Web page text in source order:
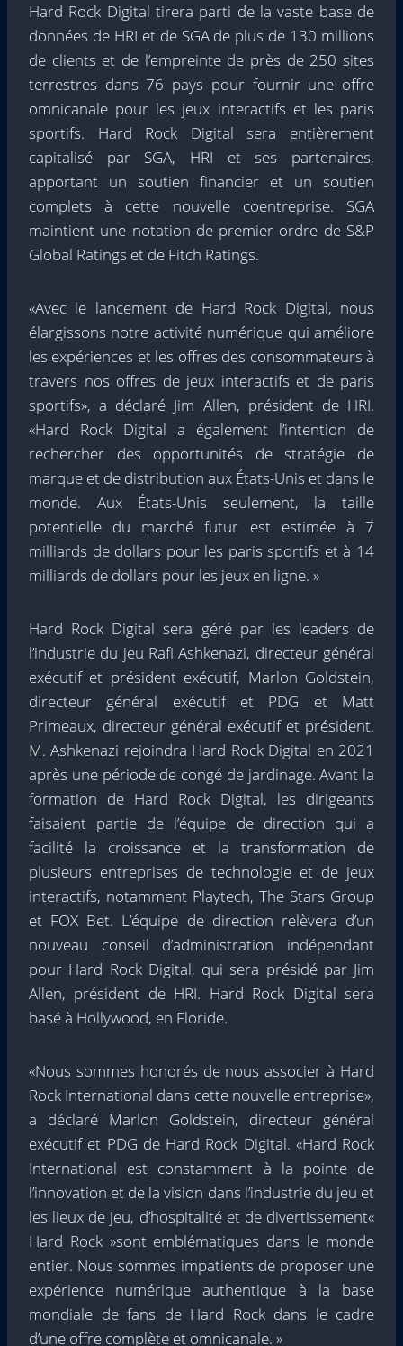
Hard Rock Digital tirera parti de la vaste base de
données de HRI et de SGA de plus de 130 millions
de clients et de l’empreinte de près de 250 sites
terrestres dans 76 pays pour fournir une offre
omnicanale pour les jeux interactifs et les paris
sportifs. Hard Rock Digital sera entièrement
capitalisé par SGA, HRI et ses partenaires,
apportant un soutien financier et un soutien
complets à cette nouvelle coentreprise. SGA
maintient une notation de premier ordre de S&P
Global Ratings et de Fitch Ratings.
«Avec le lancement de Hard Rock Digital, nous
élargissons notre activité numérique qui améliore
les expériences et les offres des consommateurs à
travers nos offres de jeux interactifs et de paris
sportifs», a déclaré Jim Allen, président de HRI.
«Hard Rock Digital a également l’intention de
rechercher des opportunités de stratégie de
marque et de distribution aux États-Unis et dans le
monde. Aux États-Unis seulement, la taille
potentielle du marché futur est estimée à 7
milliards de dollars pour les paris sportifs et à 14
milliards de dollars pour les jeux en ligne. »
Hard Rock Digital sera géré par les leaders de
l’industrie du jeu Rafi Ashkenazi, directeur général
exécutif et président exécutif, Marlon Goldstein,
directeur général exécutif et PDG et Matt
Primeaux, directeur général exécutif et président.
M. Ashkenazi rejoindra Hard Rock Digital en 2021
après une période de congé de jardinage. Avant la
formation de Hard Rock Digital, les dirigeants
faisaient partie de l’équipe de direction qui a
facilité la croissance et la transformation de
plusieurs entreprises de technologie et de jeux
interactifs, notamment Playtech, The Stars Group
et FOX Bet. L’équipe de direction relèvera d’un
nouveau conseil d’administration indépendant
pour Hard Rock Digital, qui sera présidé par Jim
Allen, président de HRI. Hard Rock Digital sera
basé à Hollywood, en Floride.
«Nous sommes honorés de nous associer à Hard
Rock International dans cette nouvelle entreprise»,
a déclaré Marlon Goldstein, directeur général
exécutif et PDG de Hard Rock Digital. «Hard Rock
International est constamment à la pointe de
l’innovation et de la vision dans l’industrie du jeu et
les lieux de jeu, d’hospitalité et de divertissement«
Hard Rock »sont emblématiques dans le monde
entier. Nous sommes impatients de proposer une
expérience numérique authentique à la base
mondiale de fans de Hard Rock dans le cadre
d’une offre complète et omnicanale. »